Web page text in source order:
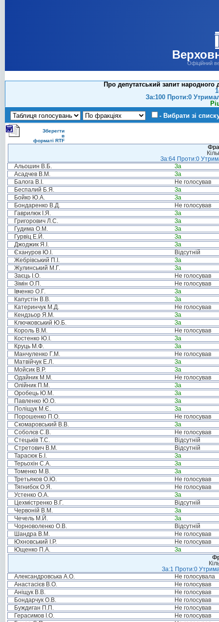
Офіційний
Про депутатський запит
За:100 Проти:0
- Вибрати зі
Зберегти
в
форматі RTF
За:64 Проти:0
Альошин В.Б.
За
Асадчев В.М.
За
Балога В.І.
Не голосував
Беспалий Б.Я.
За
Бойко Ю.А.
За
Бондаренко В.Д.
Не голосував
Гаврилюк І.Я.
За
Григорович Л.С.
За
Гудима О.М.
За
Гурвіц Е.Й.
За
Джоджик Я.І.
За
Єхануров Ю.І.
Відсутній
Жебрівський П.І.
За
Жулинський М.Г.
За
Заєць І.О.
Не голосував
Зімін О.П.
Не голосував
Івченко О.Г.
За
Капустін В.В.
За
Катеринчук М.Д.
Не голосував
Кендзьор Я.М.
За
Ключковський Ю.Б.
За
Король В.М.
Не голосував
Костенко Ю.І.
За
Круць М.Ф.
За
Манчуленко Г.М.
Не голосував
Матвійчук Е.Л.
За
Мойсик В.Р.
За
Одайник М.М.
Не голосував
Олійник П.М.
За
Оробець Ю.М.
За
Павленко Ю.О.
За
Поліщук М.Є.
За
Порошенко П.О.
Не голосував
Скомаровський В.В.
За
Соболєв С.В.
Не голосував
Стецьків Т.С.
Відсутній
Стретович В.М.
Відсутній
Тарасюк Б.І.
За
Терьохін С.А.
За
Томенко М.В.
За
Третьяков О.Ю.
Не голосував
Тягнибок О.Я.
Не голосував
Устенко О.А.
За
Цехмістренко В.Г.
Відсутній
Червоній В.М.
За
Чечель М.Й.
За
Чорноволенко О.В.
Відсутній
Шандра В.М.
Не голосував
Юхновський І.Р.
Не голосував
Ющенко П.А.
За
За:1 Проти:0
Александровська А.О.
Не голосувала
Анастасієв В.О.
Не голосував
Аніщук В.В.
Не голосував
Бондарчук О.В.
Не голосував
Буждиган П.П.
Не голосував
Герасимов І.О.
Не голосував